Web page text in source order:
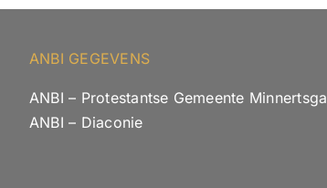
ANBI GEGEVENS
ANBI – Protestantse Gemeente Minnertsga
ANBI – Diaconie